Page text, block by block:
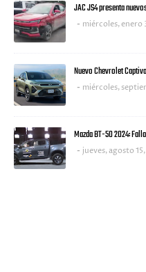
JAC JS4 presenta
miércoles, enero
Nuevo Chevrolet
miércoles,
Mazda BT-50 2024:
jueves, agosto